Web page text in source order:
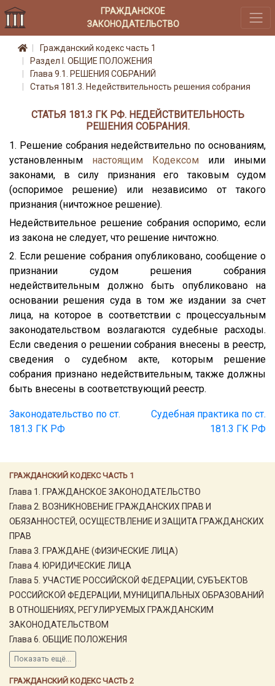
ГРАЖДАНСКОЕ
ЗАКОНОДАТЕЛЬСТВО
ГРАЖДАНСКИЙ КОДЕКС ЧАСТЬ 1
Глава 1. ГРАЖДАНСКОЕ ЗАКОНОДАТЕЛЬСТВО
Глава 2. ВОЗНИКНОВЕНИЕ ГРАЖДАНСКИХ ПРАВ И
ОБЯЗАННОСТЕЙ, ОСУЩЕСТВЛЕНИЕ И ЗАЩИТА ГРАЖДАНСКИХ
ПРАВ
Глава 3. ГРАЖДАНЕ (ФИЗИЧЕСКИЕ ЛИЦА)
Глава 4. ЮРИДИЧЕСКИЕ ЛИЦА
Глава 5. УЧАСТИЕ РОССИЙСКОЙ ФЕДЕРАЦИИ, СУБЪЕКТОВ
РОССИЙСКОЙ ФЕДЕРАЦИИ, МУНИЦИПАЛЬНЫХ ОБРАЗОВАНИЙ
В ОТНОШЕНИЯХ, РЕГУЛИРУЕМЫХ ГРАЖДАНСКИМ
ЗАКОНОДАТЕЛЬСТВОМ
Глава 6. ОБЩИЕ ПОЛОЖЕНИЯ
Показать ещё...
ГРАЖДАНСКИЙ КОДЕКС ЧАСТЬ 2
Гражданский кодекс часть 1
Раздел I. ОБЩИЕ ПОЛОЖЕНИЯ
Глава 9.1. РЕШЕНИЯ СОБРАНИЙ
Статья 181.3. Недействительность решения собрания
СТАТЬЯ 181.3 ГК РФ. НЕДЕЙСТВИТЕЛЬНОСТЬ
РЕШЕНИЯ СОБРАНИЯ.
1. Решение собрания недействительно по основаниям,
установленным настоящим Кодексом или иными
законами, в силу признания его таковым судом
(оспоримое решение) или независимо от такого
признания (ничтожное решение).
Недействительное решение собрания оспоримо, если
из закона не следует, что решение ничтожно.
2. Если решение собрания опубликовано, сообщение о
признании судом решения собрания
недействительным должно быть опубликовано на
основании решения суда в том же издании за счет
лица, на которое в соответствии с процессуальным
законодательством возлагаются судебные расходы.
Если сведения о решении собрания внесены в реестр,
сведения о судебном акте, которым решение
собрания признано недействительным, также должны
быть внесены в соответствующий реестр.
Законодательство по ст.
181.3 ГК РФ
Судебная практика по ст.
181.3 ГК РФ